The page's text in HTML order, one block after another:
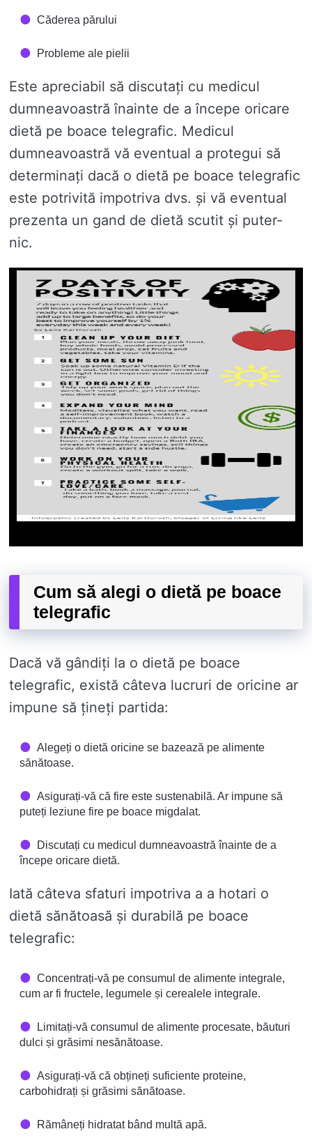
Căderea părului
Probleme ale pielii
Este apreciabil să discutați cu medicul
dumneavoastră înainte de a începe oricare
dietă pe boace telegrafic. Medicul
dumneavoastră vă eventual a protegui să
determinați dacă o dietă pe boace telegrafic
este potrivită impotriva dvs. și vă eventual
prezenta un gand de dietă scutit și puter-
nic.
Cum să alegi o dietă pe boace
telegrafic
Dacă vă gândiți la o dietă pe boace
telegrafic, există câteva lucruri de oricine ar
impune să țineți partida:
Alegeți o dietă oricine se bazează pe alimente
sănătoase.
Asigurați-vă că fire este sustenabilă. Ar impune să
puteți leziune fire pe boace migdalat.
Discutați cu medicul dumneavoastră înainte de a
începe oricare dietă.
Iată câteva sfaturi impotriva a a hotari o
dietă sănătoasă și durabilă pe boace
telegrafic:
Concentrați-vă pe consumul de alimente integrale,
cum ar fi fructele, legumele și cerealele integrale.
Limitați-vă consumul de alimente procesate, băuturi
dulci și grăsimi nesănătoase.
Asigurați-vă că obțineți suficiente proteine,
carbohidrați și grăsimi sănătoase.
Rămâneți hidratat bând multă apă.